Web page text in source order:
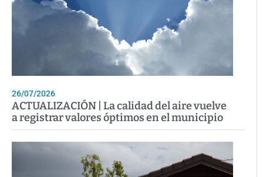
26/07/2026
ACTUALIZACIÓN | La calidad del aire vuelve
a registrar valores óptimos en el municipio